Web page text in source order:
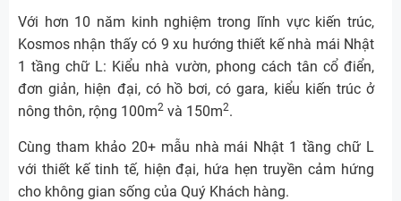
Với hơn 10 năm kinh nghiệm trong lĩnh vực kiến trúc,
Kosmos nhận thấy có 9 xu hướng thiết kế nhà mái Nhật
1 tầng chữ L: Kiểu nhà vườn, phong cách tân cổ điển,
đơn giản, hiện đại, có hồ bơi, có gara, kiểu kiến trúc ở
nông thôn, rộng 100m2 và 150m2.
Cùng tham khảo 20+ mẫu nhà mái Nhật 1 tầng chữ L
với thiết kế tinh tế, hiện đại, hứa hẹn truyền cảm hứng
cho không gian sống của Quý Khách hàng.